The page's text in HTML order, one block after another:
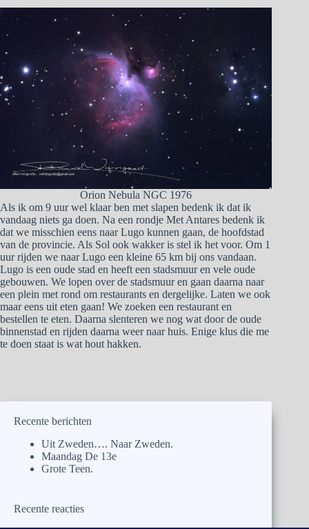
Orion Nebula NGC 1976
Als ik om 9 uur wel klaar ben met slapen bedenk ik dat ik
vandaag niets ga doen. Na een rondje Met Antares bedenk ik
dat we misschien eens naar Lugo kunnen gaan, de hoofdstad
van de provincie. Als Sol ook wakker is stel ik het voor. Om 1
uur rijden we naar Lugo een kleine 65 km bij ons vandaan.
Lugo is een oude stad en heeft een stadsmuur en vele oude
gebouwen. We lopen over de stadsmuur en gaan daarna naar
een plein met rond om restaurants en dergelijke. Laten we ook
maar eens uit eten gaan! We zoeken een restaurant en
bestellen te eten. Daarna slenteren we nog wat door de oude
binnenstad en rijden daarna weer naar huis. Enige klus die me
te doen staat is wat hout hakken.
Recente berichten
Uit Zweden…. Naar Zweden.
Maandag De 13e
Grote Teen.
Recente reacties